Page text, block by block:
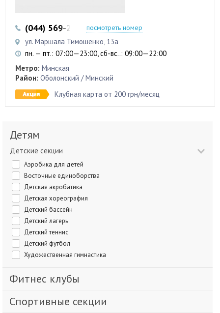
(044) 569-25-17 (044) 536-19-25
посмотреть номер
ул. Маршала Тимошенко, 13а
пн. — пт.: 07:00—23:00, сб-вс..: 09:00—22:00
Метро: Минская
Район: Оболонский / Минский
Клубная карта от 200 грн/месяц
Детям
Детские секции
Аэробика для детей
Восточные единоборства
Детская акробатика
Детская хореография
Детский бассейн
Детский лагерь
Детский теннис
Детский футбол
Художественная гимнастика
Фитнес клубы
Спортивные секции